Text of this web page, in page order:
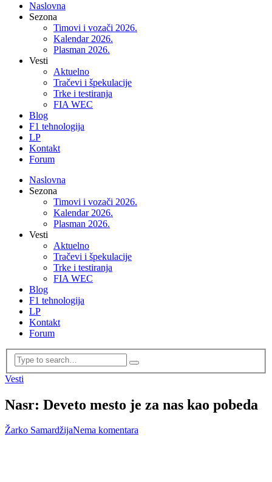
Naslovna
Sezona
Timovi i vozači 2026.
Kalendar 2026.
Plasman 2026.
Vesti
Aktuelno
Tračevi i špekulacije
Trke i testiranja
FIA WEC
Blog
F1 tehnologija
LP
Kontakt
Forum
Naslovna
Sezona
Timovi i vozači 2026.
Kalendar 2026.
Plasman 2026.
Vesti
Aktuelno
Tračevi i špekulacije
Trke i testiranja
FIA WEC
Blog
F1 tehnologija
LP
Kontakt
Forum
Vesti
Nasr: Deveto mesto je za nas kao pobeda
Žarko SamardžijaNema komentara